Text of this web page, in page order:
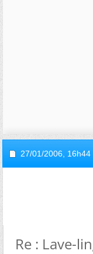
27/01/2006, 16h44
Re : Lave-